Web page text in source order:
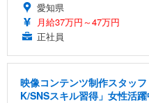
愛知県
月給37万円～47万円
正社員
映像コンテンツ制作スタッ
K/SNSスキル習得」女性活